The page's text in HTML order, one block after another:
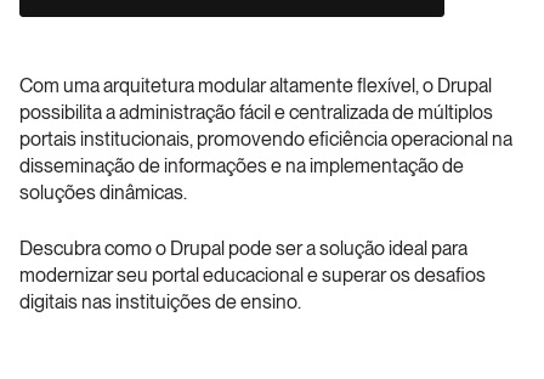
Com uma arquitetura modular altamente flexível, o Drupal
possibilita a administração fácil e centralizada de múltiplos
portais institucionais, promovendo eficiência operacional na
disseminação de informações e na implementação de
soluções dinâmicas.
Descubra como o Drupal pode ser a solução ideal para
modernizar seu portal educacional e superar os desafios
digitais nas instituições de ensino.